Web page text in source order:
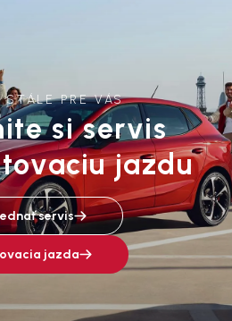
PRE VÁS
si servis
jazdu
servis
jazda